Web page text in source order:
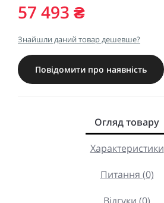
57 493 ₴
Знайшли даний товар дешевше?
Повідомити про наявність
Огляд товару
Характеристики
Питання (0)